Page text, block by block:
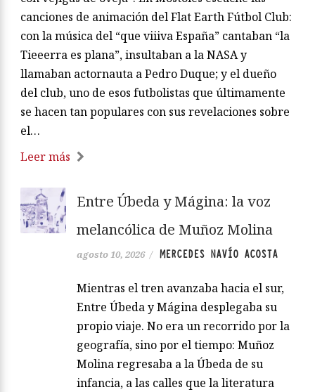
canciones de animación del Flat Earth Fútbol Club:
con la música del “que viiiva España” cantaban “la
Tieeerra es plana”, insultaban a la NASA y
llamaban actornauta a Pedro Duque; y el dueño
del club, uno de esos futbolistas que últimamente
se hacen tan populares con sus revelaciones sobre
el…
Leer más
Entre Úbeda y Mágina: la voz
melancólica de Muñoz Molina
agosto 10, 2026 / MERCEDES NAVÍO ACOSTA
Mientras el tren avanzaba hacia el sur,
Entre Úbeda y Mágina desplegaba su
propio viaje. No era un recorrido por la
geografía, sino por el tiempo: Muñoz
Molina regresaba a la Úbeda de su
infancia, a las calles que la literatura